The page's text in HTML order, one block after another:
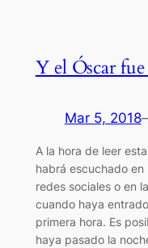
Y el Óscar
Mar 5, 2018
A la hora de leer
habrá escuchado
redes sociales o en
cuando haya
primera hora. Es
haya pasado la